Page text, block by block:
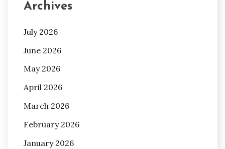
Archives
July 2026
June 2026
May 2026
April 2026
March 2026
February 2026
January 2026